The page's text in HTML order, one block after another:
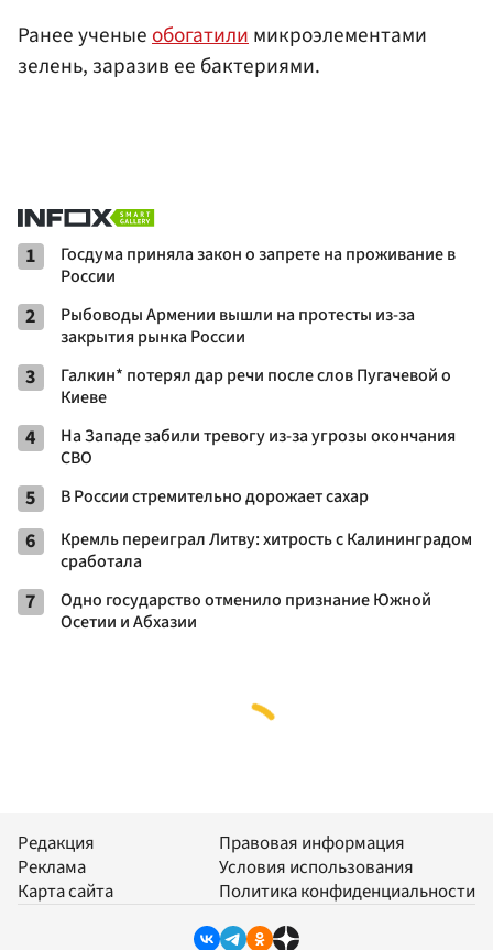
Ранее ученыеобогатилимикроэлементами
зелень, заразив ее бактериями.
1
Госдума приняла закон о запрете на проживание в
России
2
Рыбоводы Армении вышли на протесты из-за
закрытия рынка России
3
Галкин* потерял дар речи после слов Пугачевой о
Киеве
4
На Западе забили тревогу из-за угрозы окончания
СВО
5 В России стремительно дорожает сахар
6
Кремль переиграл Литву: хитрость с Калининградом
сработала
7
Одно государство отменило признание Южной
Осетии и Абхазии
Редакция
Реклама
Карта сайта
Правовая информация
Условия использования
Политика конфиденциальности